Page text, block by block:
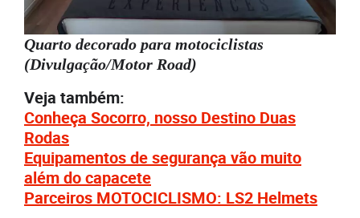
Quarto decorado para motociclistas
(Divulgação/Motor Road)
Veja também:
Conheça Socorro, nosso Destino Duas
Rodas
Equipamentos de segurança vão muito
além do capacete
Parceiros MOTOCICLISMO: LS2 Helmets